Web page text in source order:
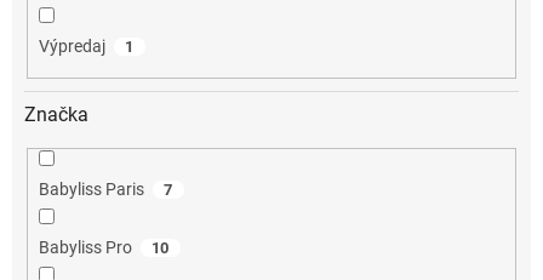
Výpredaj 1
Značka
Babyliss Paris 7
Babyliss Pro 10